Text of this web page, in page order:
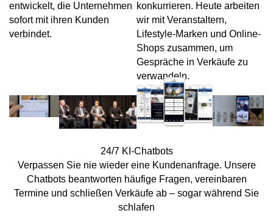
entwickelt, die Unternehmen
sofort mit ihren Kunden
verbindet.
konkurrieren. Heute arbeiten
wir mit Veranstaltern,
Lifestyle-Marken und Online-
Shops zusammen, um
Gespräche in Verkäufe zu
verwandeln.
24/7 KI-Chatbots
Verpassen Sie nie wieder eine Kundenanfrage. Unsere
Chatbots beantworten häufige Fragen, vereinbaren
Termine und schließen Verkäufe ab – sogar während Sie
schlafen